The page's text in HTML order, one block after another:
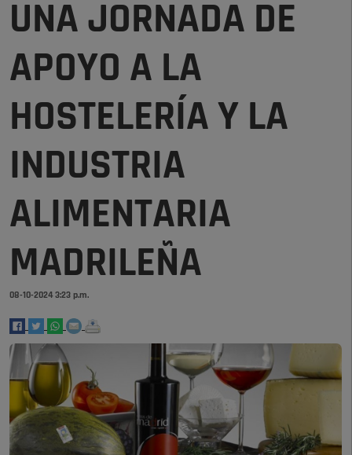
UNA JORNADA DE
APOYO A LA
HOSTELERÍA Y LA
INDUSTRIA
ALIMENTARIA
MADRILEÑA
08-10-2024 3:23 p.m.